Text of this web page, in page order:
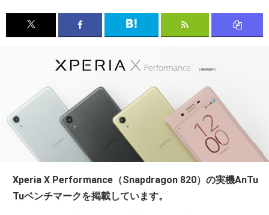
Xperia X Performance（Snapdragon 820）の実機AnTu
Tuベンチマークを掲載しています。